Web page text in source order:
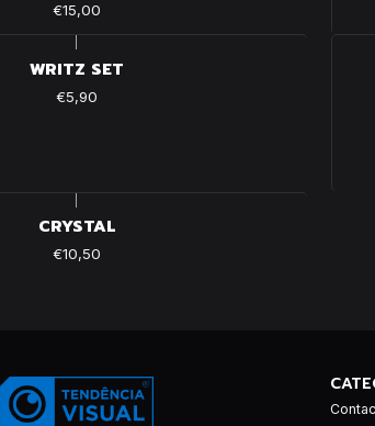
€15,00
WRITZ SET
€5,90
CRYSTAL
€10,50